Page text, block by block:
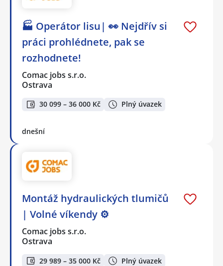
🏭 Operátor lisu| 👀 Nejdřív si
práci prohlédnete, pak se
rozhodnete!
Comac jobs s.r.o.
Ostrava
30 099 – 36 000 Kč Plný úvazek
dnešní
Montáž hydraulických tlumičů
| Volné víkendy ⚙️
Comac jobs s.r.o.
Ostrava
29 989 – 35 000 Kč Plný úvazek